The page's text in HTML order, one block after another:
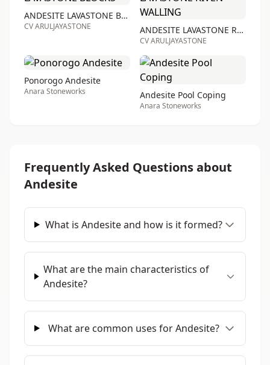
ANDESITE LAVASTONE BLOCKS
CV ARULJAYASTONE ANDESITE LAVASTONE RIVEN WALLING
CV ARULJAYASTONE
Ponorogo Andesite
Anara Stoneworks Andesite Pool Coping
Anara Stoneworks
Frequently Asked Questions about
Andesite
What is Andesite and how is it formed?
What are the main characteristics of
Andesite?
What are common uses for Andesite?